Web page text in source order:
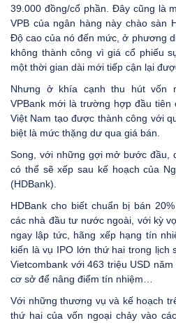
39.000 đồng/cổ phần. Đây cũng là
VPB của ngân hàng này chào sàn
Độ cao của nó đến mức, ở phương
không thành công vì giá cổ phiếu
một thời gian dài mới tiếp cận lại
Nhưng ở khía cạnh thu hút vốn
VPBank mới là trường hợp đầu tiên
Việt Nam tạo được thành công với
biệt là mức thặng dư qua giá bán.
Song, với những gợi mở bước đầu,
có thể sẽ xếp sau kế hoạch của
(HDBank).
HDBank cho biết chuẩn bị bán
các nhà đầu tư nước ngoài, với kỳ
ngay lập tức, hãng xếp hạng tín
kiến là vụ IPO lớn thứ hai trong lịch
Vietcombank với 463 triệu USD
cơ sở để nâng điểm tín nhiệm…
Với những thương vụ và kế hoạch
thứ hai của vốn ngoại chảy vào